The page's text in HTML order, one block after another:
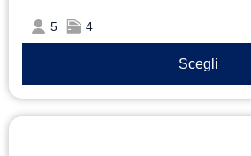
5 4
Scegli